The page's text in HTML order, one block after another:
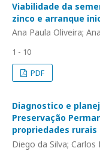
Viabilidade da
zinco e arranque
Ana Paula Oliveira;
1 - 10
PDF
Diagnostico e
Preservação
propriedades rurais
Diego da Silva;